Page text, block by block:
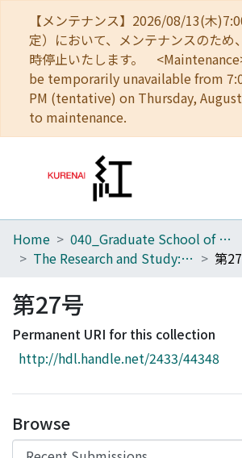
【メンテナンス】2026/08/13(木
定）において、メンテナンスのため
時停止いたします。
be temporarily unavailable from
PM (tentative) on Thursday,
to maintenance.
Home
Browse
Download Ranking
Access Statistics
Home
040_Graduate School of Economics
The Research and Study: Special Issue of the Economic Review
第
第27号
Permanent URI for this collection
http://hdl.handle.net/2433/44348
Browse